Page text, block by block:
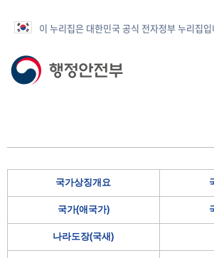
이 누리집은 대한민국 공식 전자정부 누리집
국가상징개요
국가(애국가)
나라도장(국새)